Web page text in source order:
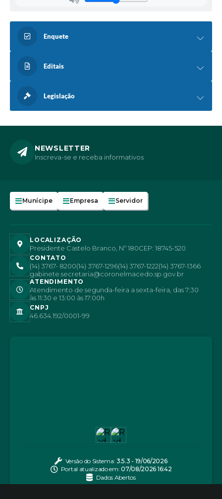
Enquete
Editais
Legislação
NEWSLETTER
Inscreva-se e receba informativos
Munícipe Empresa Servidor
LOCALIZAÇÃO
Presidente Castelo Branco, Nº 180CEP: 18745-520
CONTATO
(14) 3767- 8200(14) 3767-1296(14) 3767-1222(14) 3767-1366
gabinete.secretaria@coronelmacedo.sp.gov.br
ATENDIMENTO
Atendimento de segunda-feira a sexta-feira, das 7:30
às 11:30 e 13:00 às 17:00h
CNPJ
46.634.192/0001-99
Versão do Sistema: 3.5.3 - 19/06/2026
Portal atualizado em:07/08/2026 16:42
Dados Abertos